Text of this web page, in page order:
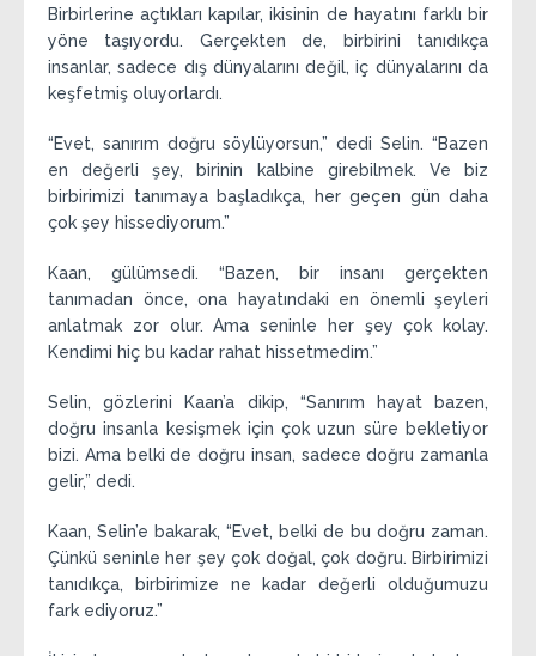
Birbirlerine açtıkları kapılar, ikisinin de hayatını farklı bir
yöne taşıyordu. Gerçekten de, birbirini tanıdıkça
insanlar, sadece dış dünyalarını değil, iç dünyalarını da
keşfetmiş oluyorlardı.
“Evet, sanırım doğru söylüyorsun,” dedi Selin. “Bazen
en değerli şey, birinin kalbine girebilmek. Ve biz
birbirimizi tanımaya başladıkça, her geçen gün daha
çok şey hissediyorum.”
Kaan, gülümsedi. “Bazen, bir insanı gerçekten
tanımadan önce, ona hayatındaki en önemli şeyleri
anlatmak zor olur. Ama seninle her şey çok kolay.
Kendimi hiç bu kadar rahat hissetmedim.”
Selin, gözlerini Kaan’a dikip, “Sanırım hayat bazen,
doğru insanla kesişmek için çok uzun süre bekletiyor
bizi. Ama belki de doğru insan, sadece doğru zamanla
gelir,” dedi.
Kaan, Selin’e bakarak, “Evet, belki de bu doğru zaman.
Çünkü seninle her şey çok doğal, çok doğru. Birbirimizi
tanıdıkça, birbirimize ne kadar değerli olduğumuzu
fark ediyoruz.”